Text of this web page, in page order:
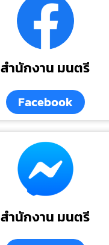
สำนักงาน มนตรี
Facebook
สำนักงาน มนตรี